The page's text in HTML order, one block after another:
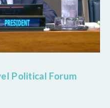
Political Forum